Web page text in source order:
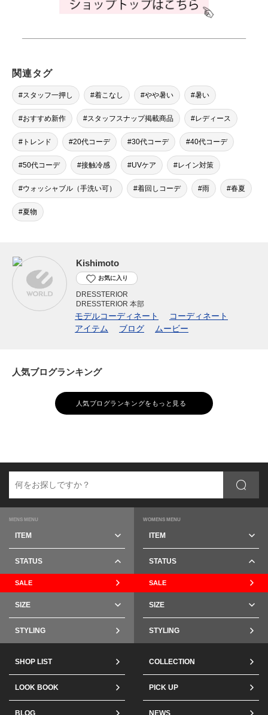
関連タグ
スタッフ一押し 着こなし やや暑い 暑い
おすすめ新作 スタッフスナップ掲載商品 レディース
トレンド 20代コーデ 30代コーデ 40代コーデ
50代コーデ 接触冷感 UVケア レイン対策
ウォッシャブル（手洗い可） 着回しコーデ 雨 春夏
夏物
Kishimoto
お気に入り
DRESSTERIOR
DRESSTERIOR 本部
モデルコーディネート
コーディネート
アイテム
ブログ ムービー
人気ブログランキング
人気ブログランキングをもっと見る
MENS MENU
ITEM
STATUS
SALE
SIZE
STYLING
WOMENS MENU
ITEM
STATUS
SALE
SIZE
STYLING
SHOP LIST COLLECTION
LOOK BOOK PICK UP
BLOG NEWS